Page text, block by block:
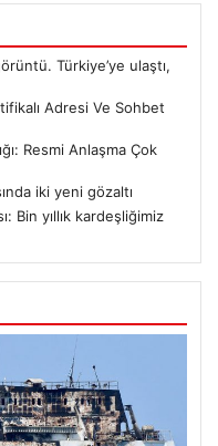
Türkiye’ye ulaştı,
Adresi Ve Sohbet
Resmi Anlaşma Çok
iki yeni gözaltı
Bin yıllık kardeşliğimiz